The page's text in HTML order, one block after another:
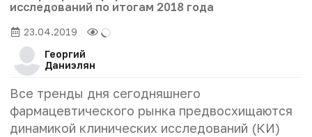
исследований по итогам 2018 года
23.04.2019
Георгий
Даниэлян
Все тренды дня сегодняшнего
фармацевтического рынка предвосхищаются
динамикой клинических исследований (КИ)